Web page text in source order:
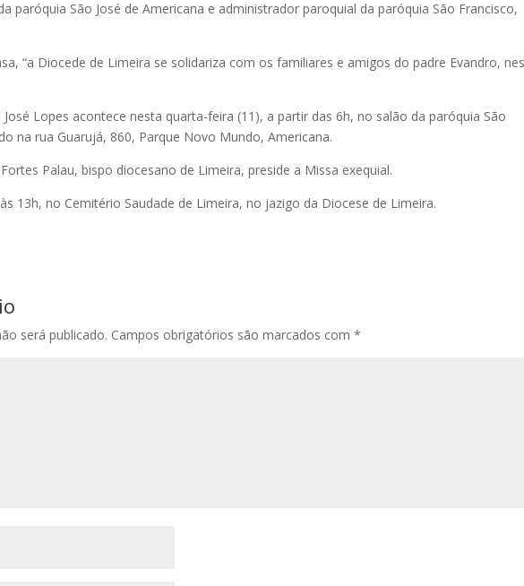
paróquia São José de Americana e administrador paroquial da paróquia São Francisco,
“a Diocede de Limeira se solidariza com os familiares e amigos do padre Evandro,
Lopes acontece nesta quarta-feira (11), a partir das 6h, no salão da paróquia São
na rua Guarujá, 860, Parque Novo Mundo, Americana.
Palau, bispo diocesano de Limeira, preside a Missa exequial.
13h, no Cemitério Saudade de Limeira, no jazigo da Diocese de Limeira.
será publicado. Campos obrigatórios são marcados com*